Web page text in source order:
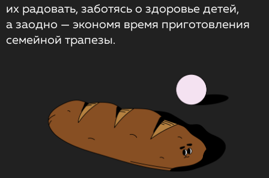
их радовать, заботясь о здоровье детей,
а заодно — экономя время приготовления
семейной трапезы.